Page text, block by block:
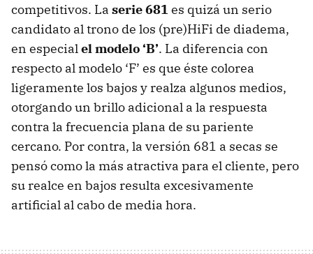
competitivos. La serie 681 es quizá un serio
candidato al trono de los (pre)HiFi de diadema,
en especialel modelo ‘B’. La diferencia con
respecto al modelo ‘F’ es que éste colorea
ligeramente los bajos y realza algunos medios,
otorgando un brillo adicional a la respuesta
contra la frecuencia plana de su pariente
cercano. Por contra, la versión 681 a secas se
pensó como la más atractiva para el cliente, pero
su realce en bajos resulta excesivamente
artificial al cabo de media hora.